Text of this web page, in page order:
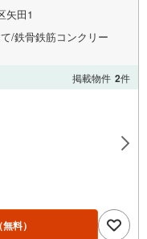
矢田1
/鉄骨鉄筋コンクリー
掲載物件 2件
（無料）